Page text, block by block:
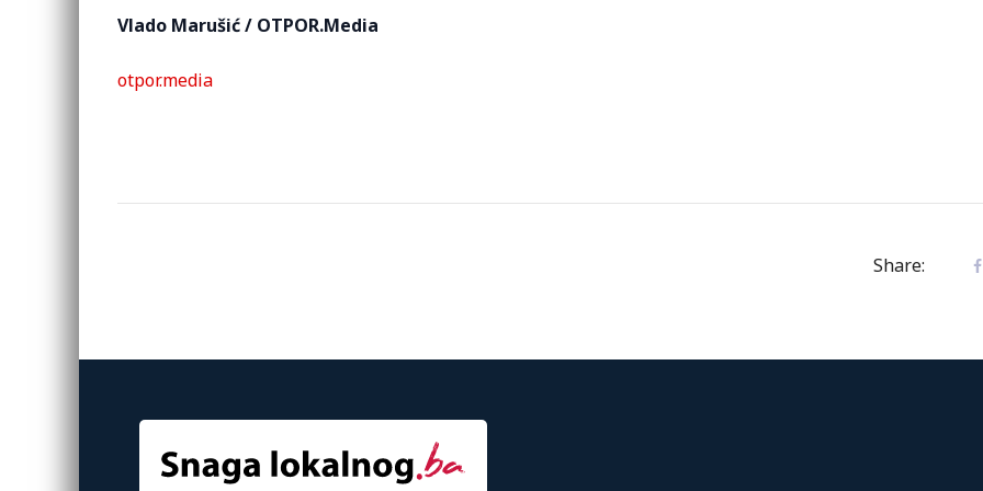
Vlado Marušić / OTPOR.Media
otpor.media
Share: